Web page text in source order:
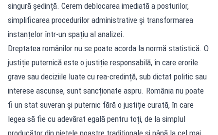
singură ședință. Cerem deblocarea imediată a posturilor,
simplificarea procedurilor administrative și transformarea
instanțelor într-un spațiu al analizei.
Dreptatea românilor nu se poate acorda la normă statistică. O
justiție puternică este o justiție responsabilă, în care erorile
grave sau deciziile luate cu rea-credință, sub dictat politic sau
interese ascunse, sunt sancționate aspru. România nu poate
fi un stat suveran și puternic fără o justiție curată, în care
legea să fie cu adevărat egală pentru toți, de la simplul
producător din piețele noastre tradiționale și până la cel mai